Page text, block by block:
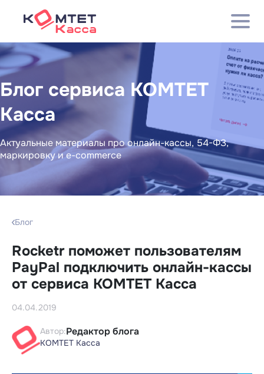
Блог сервиса КОМТЕТ
Касса
Актуальные материалы про онлайн-кассы, 54-ФЗ,
маркировку и e-commerce
Блог
Rocketr поможет пользователям
PayPal подключить онлайн-кассы
от сервиса КОМТЕТ Касса
04.04.2019
Автор:Редактор блога
КОМТЕТ Касса